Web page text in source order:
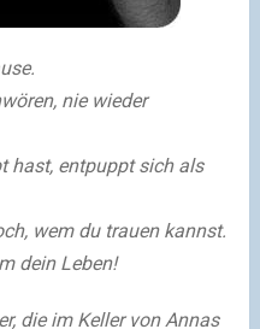
nie wieder
hast, entpuppt sich als
wem du trauen kannst.
dein Leben!
die im Keller von Annas